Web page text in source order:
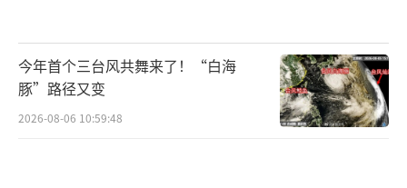
今年首个三台风共舞来了！“白海
豚”路径又变
2026-08-06 10:59:48